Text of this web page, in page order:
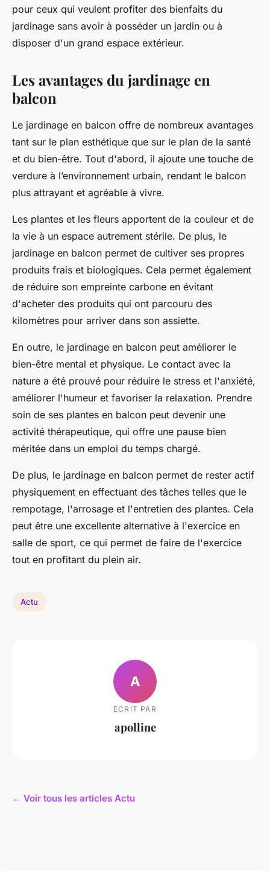
pour ceux qui veulent profiter des bienfaits du
jardinage sans avoir à posséder un jardin ou à
disposer d'un grand espace extérieur.
Les avantages du jardinage en
balcon
Le jardinage en balcon offre de nombreux avantages
tant sur le plan esthétique que sur le plan de la santé
et du bien-être. Tout d'abord, il ajoute une touche de
verdure à l’environnement urbain, rendant le balcon
plus attrayant et agréable à vivre.
Les plantes et les fleurs apportent de la couleur et de
la vie à un espace autrement stérile. De plus, le
jardinage en balcon permet de cultiver ses propres
produits frais et biologiques. Cela permet également
de réduire son empreinte carbone en évitant
d'acheter des produits qui ont parcouru des
kilomètres pour arriver dans son assiette.
En outre, le jardinage en balcon peut améliorer le
bien-être mental et physique. Le contact avec la
nature a été prouvé pour réduire le stress et l'anxiété,
améliorer l'humeur et favoriser la relaxation. Prendre
soin de ses plantes en balcon peut devenir une
activité thérapeutique, qui offre une pause bien
méritée dans un emploi du temps chargé.
De plus, le jardinage en balcon permet de rester actif
physiquement en effectuant des tâches telles que le
rempotage, l'arrosage et l'entretien des plantes. Cela
peut être une excellente alternative à l'exercice en
salle de sport, ce qui permet de faire de l'exercice
tout en profitant du plein air.
Actu
A
ECRIT PAR
apolline
← Voir tous les articles Actu